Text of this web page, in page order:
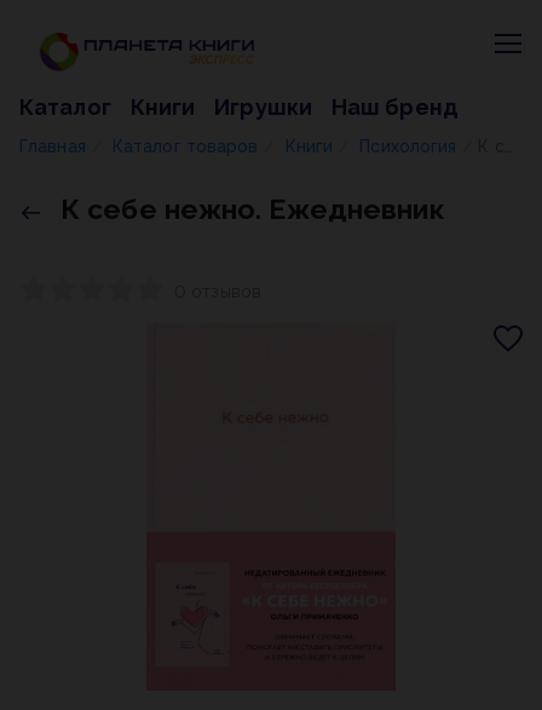
Каталог Книги Игрушки Наш бренд
Главная Каталог товаров Книги Психология
К себе нежно. Ежедневник